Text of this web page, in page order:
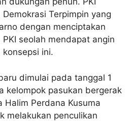
Terpimpin yang
dengan menciptakan
PKI seolah mendapat angin
ini.
dimulai pada tanggal 1
kelompok pasukan bergerak
Halim Perdana Kusuma
melakukan penculikan